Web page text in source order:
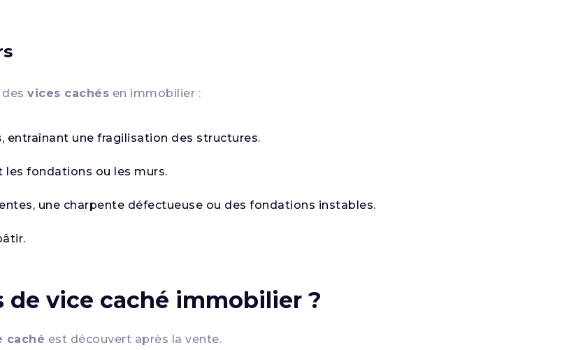
desvices cachés en immobilier :
, entraînant une fragilisation des structures.
les fondations ou les murs.
une charpente défectueuse ou des fondations instables.
de vice caché immobilier ?
caché est découvert après la vente.